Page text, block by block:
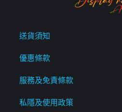
送貨須知
優惠條款
服務及免責條款
私隱及使用政策